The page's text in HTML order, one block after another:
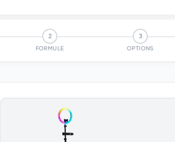
2
FORMULE
3
OPTIONS